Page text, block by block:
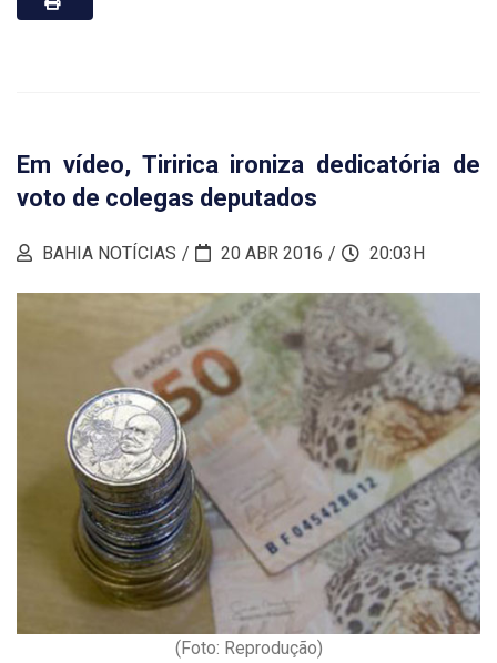
Em vídeo, Tiririca ironiza dedicatória de
voto de colegas deputados
BAHIA NOTÍCIAS 20 ABR 2016 20:03H
(Foto: Reprodução)